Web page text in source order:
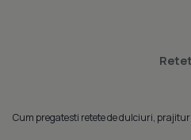
Cum pregatesti retete de dulciuri,